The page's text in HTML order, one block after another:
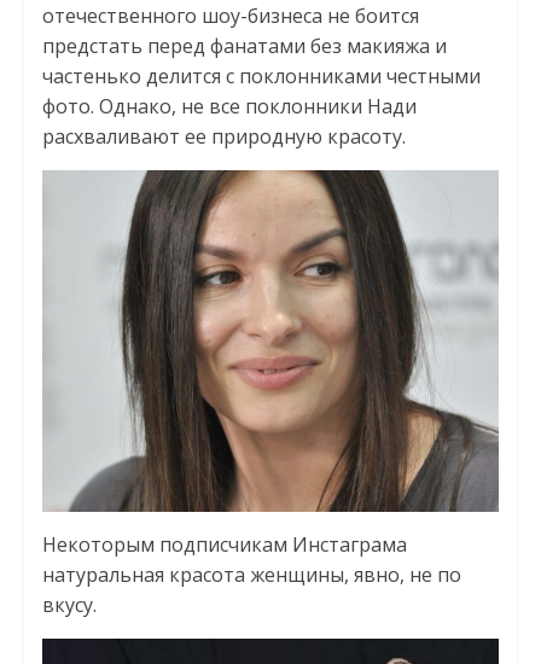
отечественного шоу-бизнеса не боится
предстать перед фанатами без макияжа и
частенько делится с поклонниками честными
фото. Однако, не все поклонники Нади
расхваливают ее природную красоту.
Некоторым подписчикам Инстаграма
натуральная красота женщины, явно, не по
вкусу.